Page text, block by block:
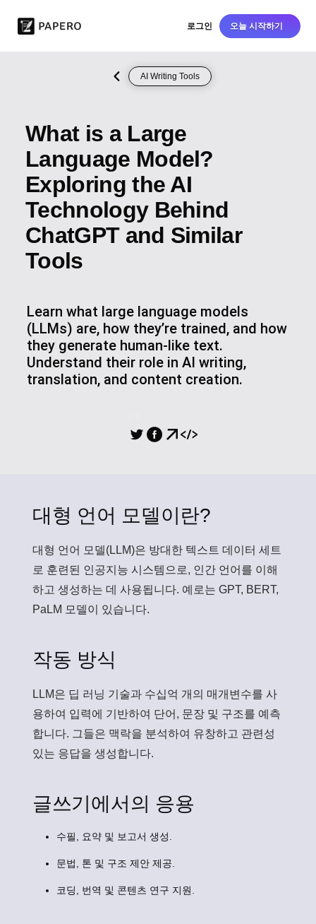
로그인 오늘 시작하기
AI Writing Tools
What is a Large
Language Model?
Exploring the AI
Technology Behind
ChatGPT and Similar
Tools
Learn what large language models
(LLMs) are, how they’re trained, and how
they generate human-like text.
Understand their role in AI writing,
translation, and content creation.
대형 언어 모델이란?
대형 언어 모델(LLM)은 방대한 텍스트 데이터 세트
로 훈련된 인공지능 시스템으로, 인간 언어를 이해
하고 생성하는 데 사용됩니다. 예로는 GPT, BERT,
PaLM 모델이 있습니다.
작동 방식
LLM은 딥 러닝 기술과 수십억 개의 매개변수를 사
용하여 입력에 기반하여 단어, 문장 및 구조를 예측
합니다. 그들은 맥락을 분석하여 유창하고 관련성
있는 응답을 생성합니다.
글쓰기에서의 응용
수필, 요약 및 보고서 생성.
문법, 톤 및 구조 제안 제공.
코딩, 번역 및 콘텐츠 연구 지원.